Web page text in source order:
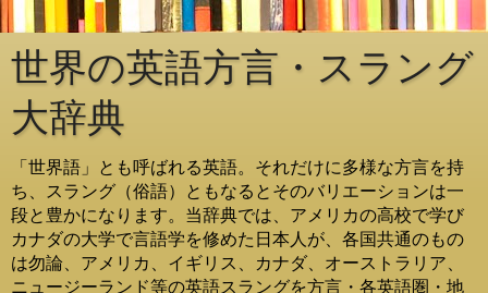
世界の英語方言・スラング
大辞典
「世界語」とも呼ばれる英語。それだけに多様な方言を持
ち、スラング（俗語）ともなるとそのバリエーションは一
段と豊かになります。当辞典では、アメリカの高校で学び
カナダの大学で言語学を修めた日本人が、各国共通のもの
は勿論、アメリカ、イギリス、カナダ、オーストラリア、
ニュージーランド等の英語スラングを方言・各英語圏・地